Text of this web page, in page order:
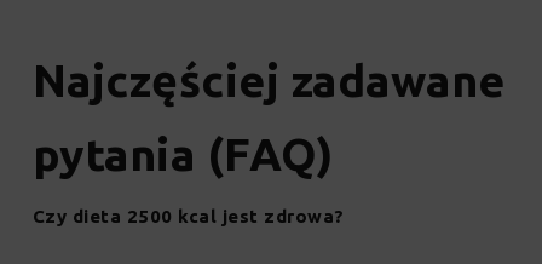
Najczęściej zadawane
pytania (FAQ)
Czy dieta 2500 kcal jest zdrowa?